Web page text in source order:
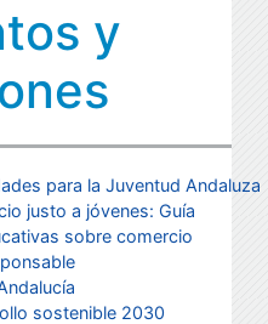
y
para la Juventud Andaluza
justo a jóvenes: Guía
sobre comercio
sostenible 2030